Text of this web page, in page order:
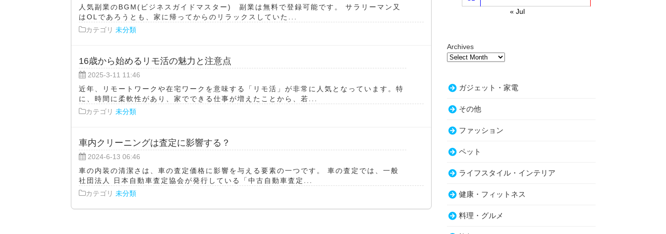
人気副業のBGM(ビジネスガイドマスター) 副業は無料で登録可能です。 サラリーマン又
はOLであろうとも、家に帰ってからのリラックスしていた...
カテゴリ 未分類
16歳から始めるリモ活の魅力と注意点
2025-3-11 11:46
近年、リモートワークや在宅ワークを意味する「リモ活」が非常に人気となっています。特
に、時間に柔軟性があり、家でできる仕事が増えたことから、若...
カテゴリ 未分類
車内クリーニングは査定に影響する？
2024-6-13 06:46
車の内装の清潔さは、車の査定価格に影響を与える要素の一つです。 車の査定では、一般
社団法人 日本自動車査定協会が発行している「中古自動車査定...
カテゴリ 未分類
« Jul
Archives
ガジェット・家電
その他
ファッション
ペット
ライフスタイル・インテリア
健康・フィットネス
料理・グルメ